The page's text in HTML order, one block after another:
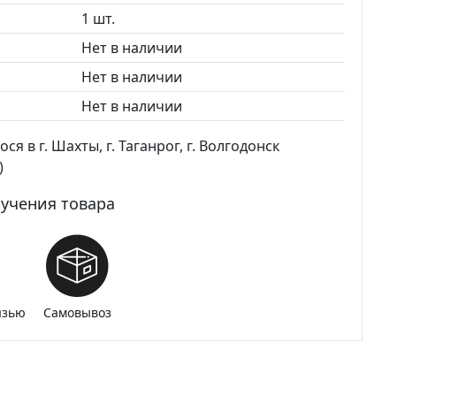
1 шт.
Нет в наличии
Нет в наличии
Нет в наличии
в г. Шахты, г. Таганрог, г. Волгодонск
товара
Самовывоз